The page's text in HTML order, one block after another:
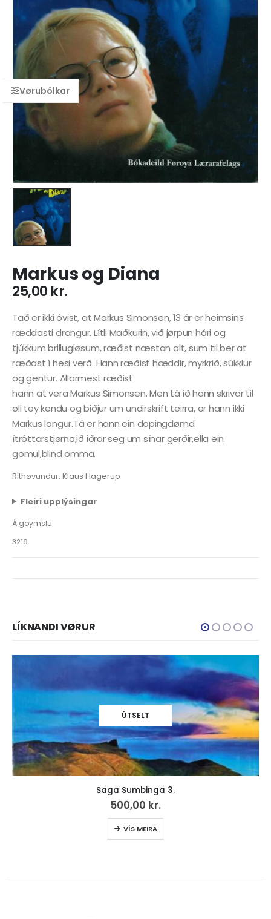
Markus og Diana
25,00 kr.
Tað er ikki óvist, at Markus Simonsen, 13 ár er heimsins
ræddasti drongur. Lítli Maðkurin, við jørpun hári og
tjúkkum brillugløsum, ræðist næstan alt, sum til ber at
ræðast í hesi verð. Hann ræðist hæddir, myrkrið, súkklur
og gentur. Allarmest ræðist
hann at vera Markus Simonsen. Men tá ið hann skrivar til
øll tey kendu og biðjur um undirskrift teirra, er hann ikki
Markus longur.Tá er hann ein dopingdømd
ítróttarstjørna,ið iðrar seg um sínar gerðir,ella ein
gomul,blind omma.
Rithøvundur: Klaus Hagerup
Fleiri upplýsingar
Á goymslu
3219
LÍKNANDI VØRUR
ÚTSELT
Saga Sumbinga 3.